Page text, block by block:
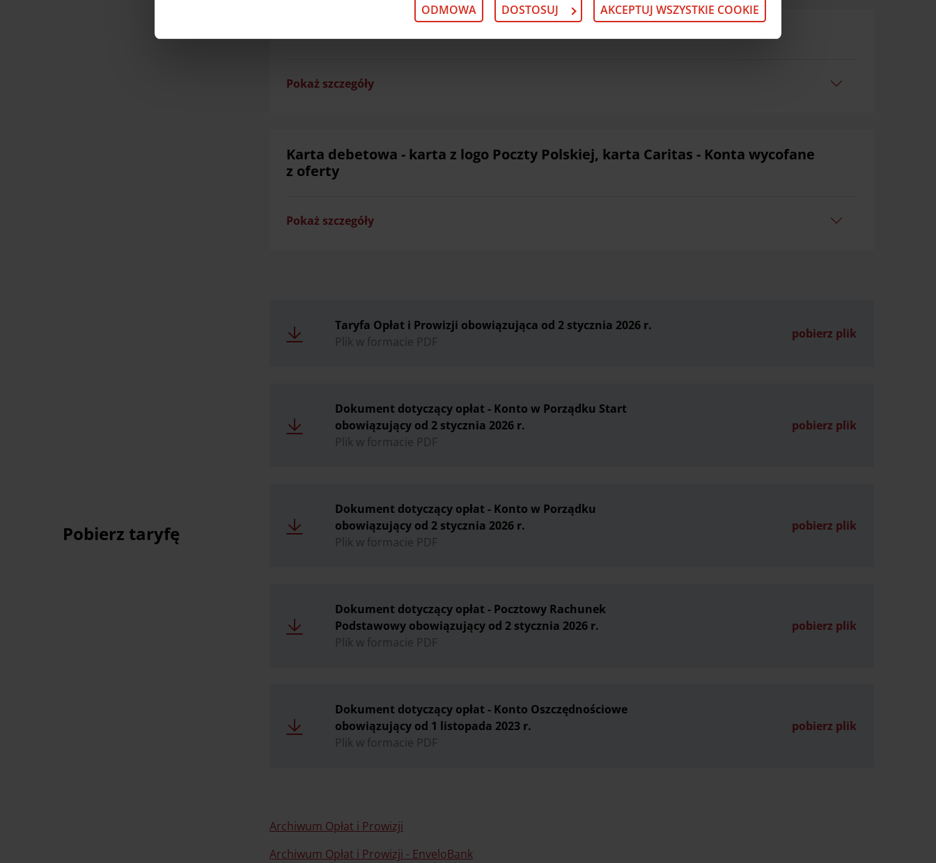
danych osobowych, w tym o przysługujących w związku z tym uprawnieniach, znajdziesz podlinkiem.
ODMOWA DOSTOSUJ AKCEPTUJ WSZYSTKIE COOKIE
Powiadamianie SMS Serwis SMS
Pokaż szczegóły
Karta debetowa - karta z logo Poczty Polskiej, karta Caritas - Konta wycofane
z oferty
Pokaż szczegóły
Pobierz taryfę
Taryfa Opłat i Prowizji obowiązująca od 2 stycznia 2026 r.
Plik w formacie PDF
pobierz plik
Dokument dotyczący opłat - Konto w Porządku Start
obowiązujący od 2 stycznia 2026 r.
Plik w formacie PDF
pobierz plik
Dokument dotyczący opłat - Konto w Porządku
obowiązujący od 2 stycznia 2026 r.
Plik w formacie PDF
pobierz plik
Dokument dotyczący opłat - Pocztowy Rachunek
Podstawowy obowiązujący od 2 stycznia 2026 r.
Plik w formacie PDF
pobierz plik
Dokument dotyczący opłat - Konto Oszczędnościowe
obowiązujący od 1 listopada 2023 r.
Plik w formacie PDF
pobierz plik
Archiwum Opłat i Prowizji
Archiwum Opłat i Prowizji - EnveloBank